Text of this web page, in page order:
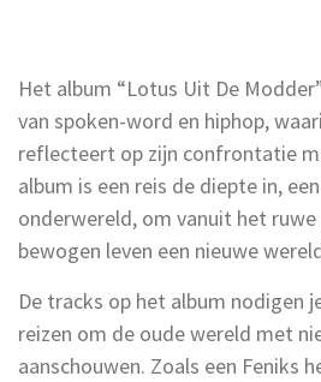
Het album “Lotus Uit De
van spoken-word en hiphop,
reflecteert op zijn confrontatie
album is een reis de diepte in,
onderwereld, om vanuit het
bewogen leven een nieuwe
De tracks op het album nodigen
reizen om de oude wereld met
aanschouwen. Zoals een Feniks